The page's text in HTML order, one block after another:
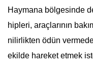
Haymana bölgesinde
hipleri, araçlarının
nilirlikten ödün
ekilde hareket etmek